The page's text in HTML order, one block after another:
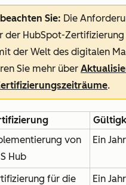
Sie: Die
der HubSpot-
der Welt des digitalen
Sie mehr über
.
von
Hub
Ein Jahr
für die
Ein Jahr